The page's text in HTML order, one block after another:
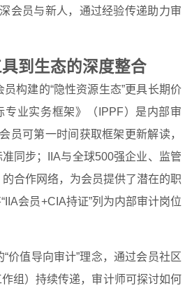
会员与新人，通过经验传递助力审
到生态的深度整合
构建的“隐性资源生态”更具长期价
专业实务框架》（IPPF）是内部审
员可第一时间获取框架更新解读，
同步；IIA与全球500强企业、监管
合作网络，为会员提供了潜在的职
会员+CIA持证”列为内部审计岗位
价值导向审计”理念，通过会员社区
作组）持续传递，审计师可探讨如何